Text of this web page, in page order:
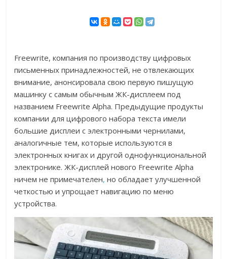
Freewrite, компания по производству цифровых
письменных принадлежностей, не отвлекающих
внимание, анонсировала свою первую пишущую
машинку с самым обычным ЖК-дисплеем под
названием Freewrite Alpha. Предыдущие продукты
компании для цифрового набора текста имели
большие дисплеи с электронными чернилами,
аналогичные тем, которые используются в
электронных книгах и другой однофункциональной
электронике. ЖК-дисплей нового Freewrite Alpha
ничем не примечателен, но обладает улучшенной
четкостью и упрощает навигацию по меню
устройства.